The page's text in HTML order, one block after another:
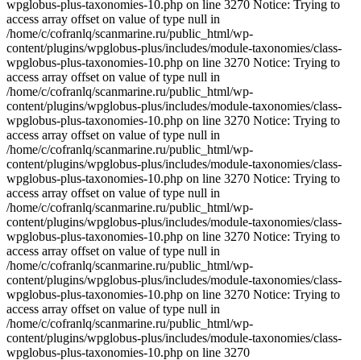
wpglobus-plus-taxonomies-10.php on line 3270 Notice: Trying to
access array offset on value of type null in
/home/c/cofranlq/scanmarine.ru/public_html/wp-
content/plugins/wpglobus-plus/includes/module-taxonomies/class-
wpglobus-plus-taxonomies-10.php on line 3270 Notice: Trying to
access array offset on value of type null in
/home/c/cofranlq/scanmarine.ru/public_html/wp-
content/plugins/wpglobus-plus/includes/module-taxonomies/class-
wpglobus-plus-taxonomies-10.php on line 3270 Notice: Trying to
access array offset on value of type null in
/home/c/cofranlq/scanmarine.ru/public_html/wp-
content/plugins/wpglobus-plus/includes/module-taxonomies/class-
wpglobus-plus-taxonomies-10.php on line 3270 Notice: Trying to
access array offset on value of type null in
/home/c/cofranlq/scanmarine.ru/public_html/wp-
content/plugins/wpglobus-plus/includes/module-taxonomies/class-
wpglobus-plus-taxonomies-10.php on line 3270 Notice: Trying to
access array offset on value of type null in
/home/c/cofranlq/scanmarine.ru/public_html/wp-
content/plugins/wpglobus-plus/includes/module-taxonomies/class-
wpglobus-plus-taxonomies-10.php on line 3270 Notice: Trying to
access array offset on value of type null in
/home/c/cofranlq/scanmarine.ru/public_html/wp-
content/plugins/wpglobus-plus/includes/module-taxonomies/class-
wpglobus-plus-taxonomies-10.php on line 3270